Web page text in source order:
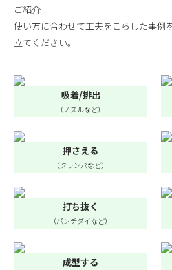
ご紹介！
使い方に合わせて工夫をこらした事例
立てください。
吸着/排出
（ノズルなど）
押さえる
（クランパなど）
打ち抜く
（パンチダイなど）
成型する